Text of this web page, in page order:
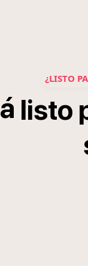
¿LISTO
á listo